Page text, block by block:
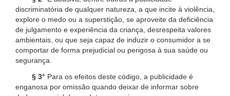
discriminatória de qualquer natureza, a que incite à violência,
explore o medo ou a superstição, se aproveite da deficiência
de julgamento e experiência da criança, desrespeita valores
ambientais, ou que seja capaz de induzir o consumidor a se
comportar de forma prejudicial ou perigosa à sua saúde ou
segurança.
§ 3° Para os efeitos deste código, a publicidade é
enganosa por omissão quando deixar de informar sobre